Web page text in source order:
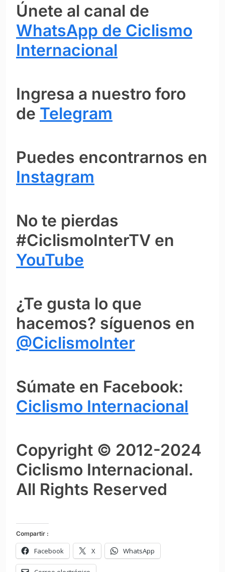
Únete al canal de
WhatsApp de Ciclismo
Internacional
Ingresa a nuestro foro
de Telegram
Puedes encontrarnos en
Instagram
No te pierdas
#CiclismoInterTV en
YouTube
¿Te gusta lo que
hacemos? síguenos en
@CiclismoInter
Súmate en Facebook:
Ciclismo Internacional
Copyright © 2012-2024
Ciclismo Internacional.
All Rights Reserved
Compartir :
Facebook X WhatsApp